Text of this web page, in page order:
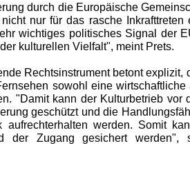
durch die Europäische
nur für das rasche Inkrafttreten
wichtiges politisches Signal der
kulturellen Vielfalt", meint Prets.
Rechtsinstrument betont explizit,
sowohl eine
"Damit kann der Kulturbetrieb vor
geschützt und die
aufrechterhalten werden. Somit
der Zugang gesichert werden",